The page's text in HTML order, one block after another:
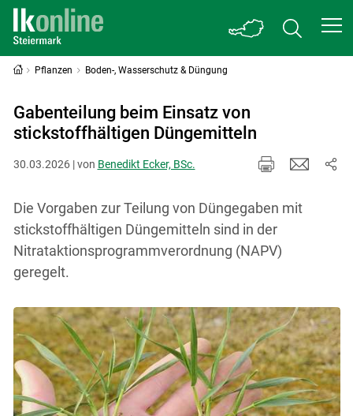
Pflanzen Boden-, Wasserschutz & Düngung
Gabenteilung beim Einsatz von
stickstoffhältigen Düngemitteln
30.03.2026 | von Benedikt Ecker, BSc.
Die Vorgaben zur Teilung von Düngegaben mit
stickstoffhältigen Düngemitteln sind in der
Nitrataktionsprogrammverordnung (NAPV)
geregelt.